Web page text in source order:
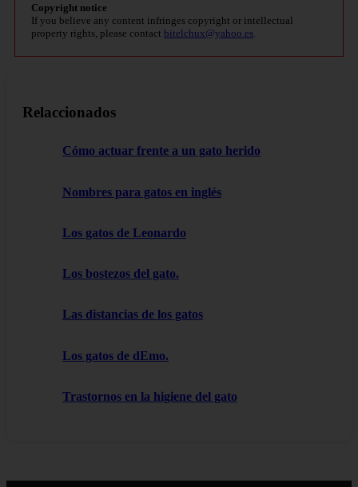
Copyright notice
If you believe any content infringes copyright or intellectual
property rights, please contact bitelchux@yahoo.es
Relaccionados
Cómo actuar frente a un gato herido
Nombres para gatos en inglés
Los gatos de Leonardo
Los bostezos del gato.
Las distancias de los gatos
Los gatos de dEmo.
Trastornos en la higiene del gato